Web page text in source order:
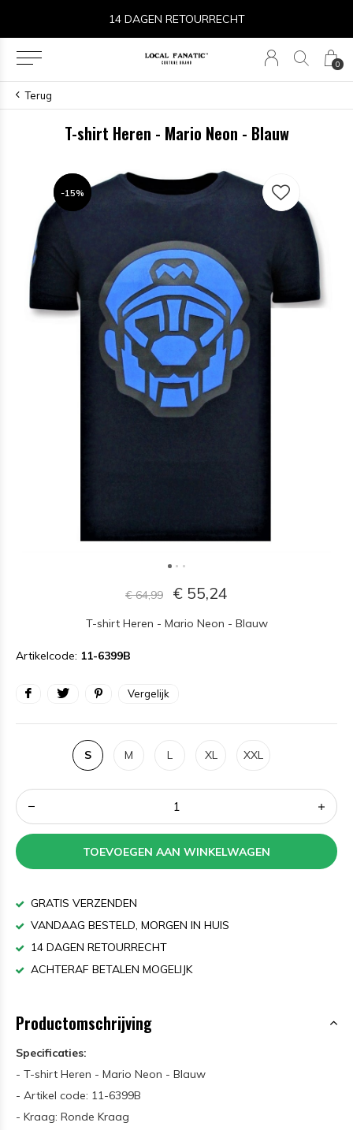
0
14 DAGEN RETOURRECHT
Terug
T-shirt Heren - Mario Neon - Blauw
-15%
-15%
€ 64,99 € 55,24
T-shirt Heren - Mario Neon - Blauw
Artikelcode: 11-6399B
Vergelijk
S M L XL XXL
TOEVOEGEN AAN WINKELWAGEN
GRATIS VERZENDEN
VANDAAG BESTELD, MORGEN IN HUIS
14 DAGEN RETOURRECHT
ACHTERAF BETALEN MOGELIJK
Productomschrijving
Specificaties:
- T-shirt Heren - Mario Neon - Blauw
- Artikel code: 11-6399B
- Kraag: Ronde Kraag